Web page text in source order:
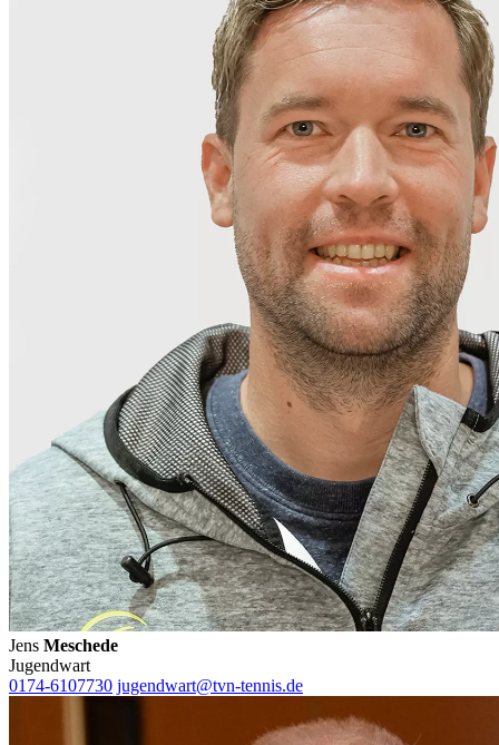
Jens Meschede
Jugendwart
0174-6107730 jugendwart@tvn-tennis.de